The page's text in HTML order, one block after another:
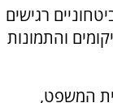
רגישים
והתמונות
המשפט,